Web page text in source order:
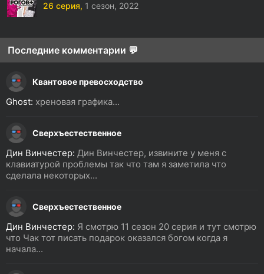
26 серия, 1 сезон, 2022
Последние комментарии 💬
Квантовое превосходство
Ghost: хреновая графика...
Сверхъестественное
Дин Винчестер: Дин Винчестер, извините у меня с
клавиатурой проблемы так что там я заметила что
сделала некоторых...
Сверхъестественное
Дин Винчестер: Я смотрю 11 сезон 20 серия и тут смотрю
что Чак тот писать подарок оказался богом когда я
начала...